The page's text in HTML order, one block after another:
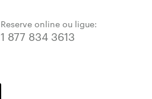
Reserve online ou ligue:
1 877 834 3613